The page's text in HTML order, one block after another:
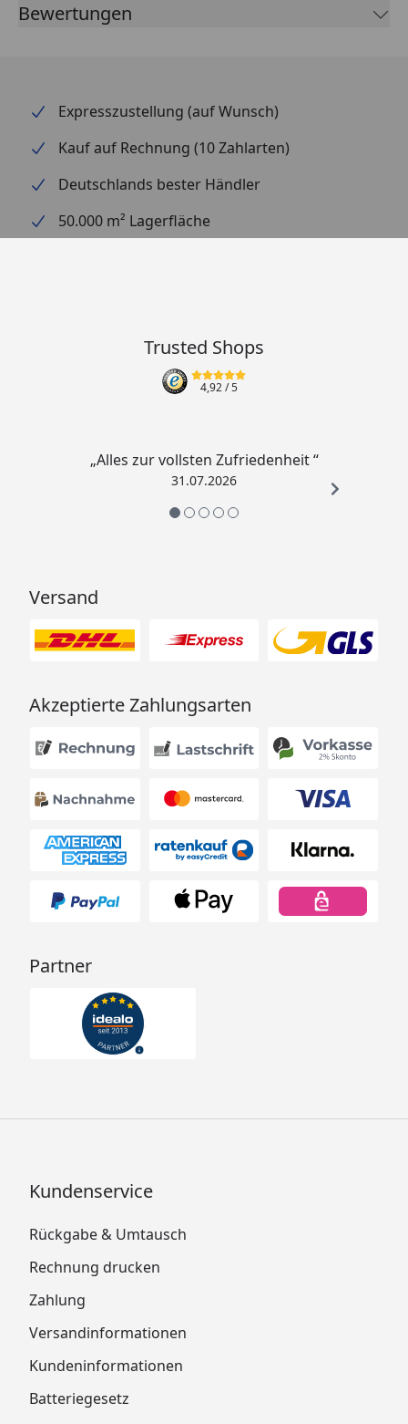
Bewertungen
Expresszustellung (auf Wunsch)
Kauf auf Rechnung (10 Zahlarten)
Deutschlands bester Händler
50.000 m² Lagerfläche
Trusted Shops
4,92/ 5
„Alles zur vollsten Zufriedenheit “
31.07.2026
Versand
Akzeptierte Zahlungsarten
Partner
Kundenservice
Rückgabe & Umtausch
Rechnung drucken
Zahlung
Versandinformationen
Kundeninformationen
Batteriegesetz